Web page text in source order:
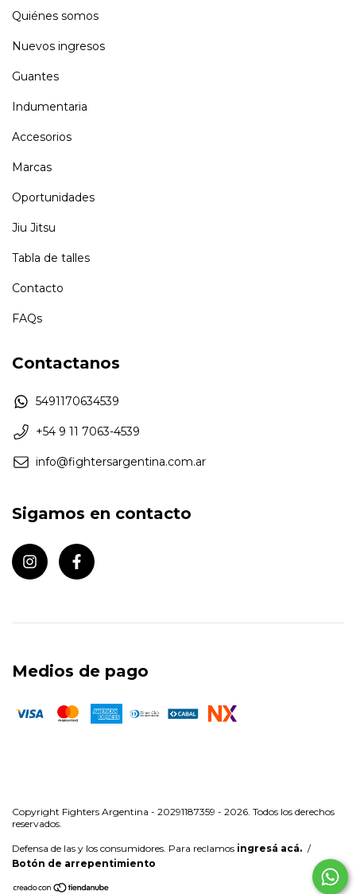
Quiénes somos
Nuevos ingresos
Guantes
Indumentaria
Accesorios
Marcas
Oportunidades
Jiu Jitsu
Tabla de talles
Contacto
FAQs
Contactanos
5491170634539
+54 9 11 7063-4539
info@fightersargentina.com.ar
Sigamos en contacto
Medios de pago
Copyright Fighters Argentina - 20291187359 - 2026. Todos los derechos
reservados.
Defensa de las y los consumidores. Para reclamos ingresá acá. /
Botón de arrepentimiento